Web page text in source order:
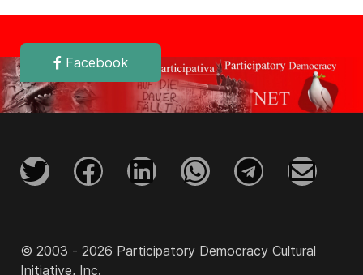
Facebook
© 2003 - 2026 Participatory Democracy Cultural
Initiative, Inc.